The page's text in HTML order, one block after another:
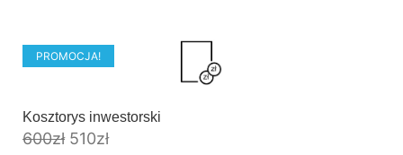
PROMOCJA!
Kosztorys inwestorski
600zł 510zł